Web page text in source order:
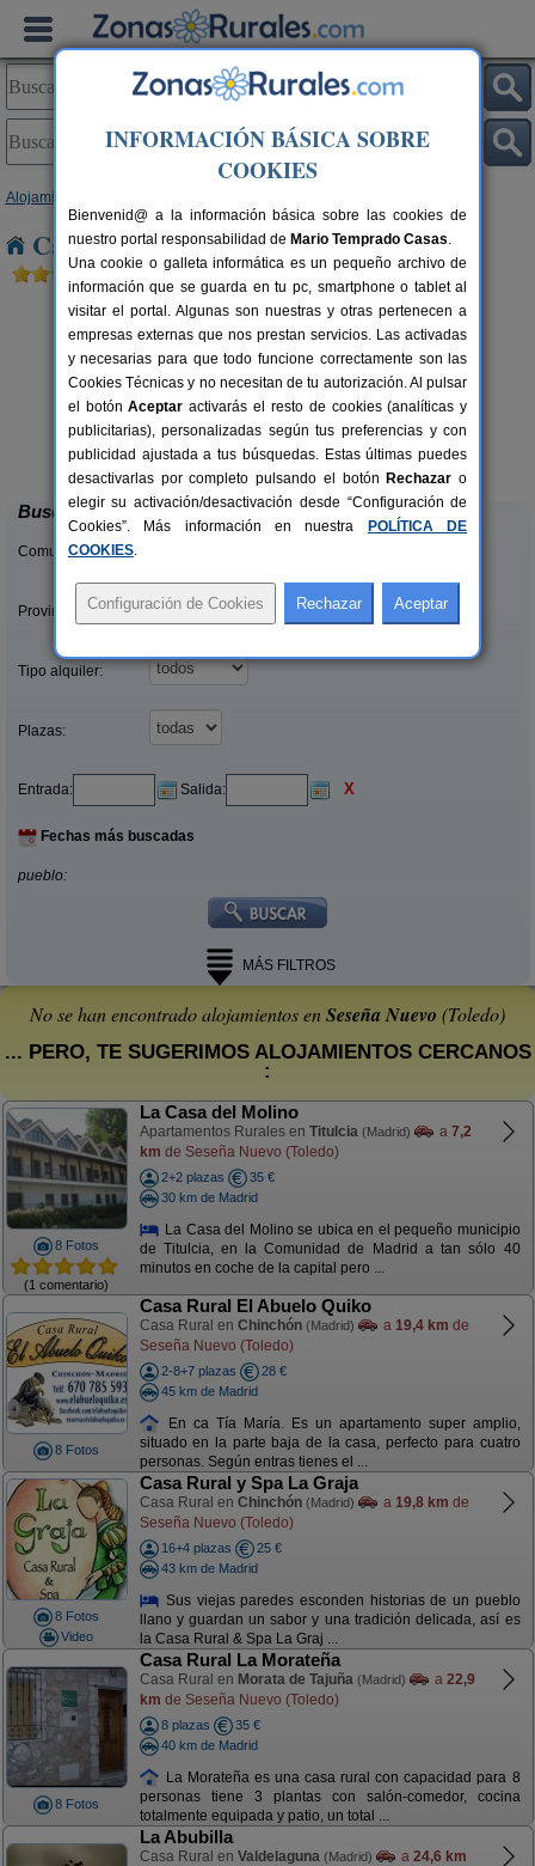
Alojamientos
Casas Rurales cerca de Seseña Nuevo
16+3 pers.
desde25 €
El Sueño de Lucrecia
Villarrubia de Santiago (Toledo)
Buscar
Comunidades:
Provincias/Islas:
Tipo alquiler:
Plazas:
Entrada: Salida: X
Fechas más buscadas
pueblo:
MÁS FILTROS
No se han encontrado alojamientos enSeseña Nuevo (Toledo)
... PERO, TE SUGERIMOS ALOJAMIENTOS CERCANOS
:
8 Fotos
(1 comentario)
La Casa del Molino
Apartamentos Rurales en Titulcia (Madrid) a 7,2
km de Seseña Nuevo (Toledo)
2+2 plazas
35 €
30 km de Madrid
La Casa del Molino se ubica en el pequeño municipio
de Titulcia, en la Comunidad de Madrid a tan sólo 40
minutos en coche de la capital pero ...
8 Fotos
Casa Rural El Abuelo Quiko
Casa Rural en Chinchón (Madrid) a 19,4 km de
Seseña Nuevo (Toledo)
2-8+7 plazas
28 €
45 km de Madrid
En ca Tía María. Es un apartamento super amplio,
situado en la parte baja de la casa, perfecto para cuatro
personas. Según entras tienes el ...
8 Fotos
Video
Casa Rural y Spa La Graja
Casa Rural en Chinchón (Madrid) a 19,8 km de
Seseña Nuevo (Toledo)
16+4 plazas
25 €
43 km de Madrid
Sus viejas paredes esconden historias de un pueblo
llano y guardan un sabor y una tradición delicada, así es
la Casa Rural & Spa La Graj ...
8 Fotos
Casa Rural La Morateña
Casa Rural en Morata de Tajuña (Madrid) a 22,9
km de Seseña Nuevo (Toledo)
8 plazas
35 €
40 km de Madrid
La Morateña es una casa rural con capacidad para 8
personas tiene 3 plantas con salón-comedor, cocina
totalmente equipada y patio, un total ...
La Abubilla
Casa Rural en Valdelaguna (Madrid) a 24,6 km
INFORMACIÓN BÁSICA SOBRE
COOKIES
Bienvenid@ a la información básica sobre las cookies de
nuestro portal responsabilidad de Mario Temprado Casas.
Una cookie o galleta informática es un pequeño archivo de
información que se guarda en tu pc, smartphone o tablet al
visitar el portal. Algunas son nuestras y otras pertenecen a
empresas externas que nos prestan servicios. Las activadas
y necesarias para que todo funcione correctamente son las
Cookies Técnicas y no necesitan de tu autorización. Al pulsar
el botónAceptar activarás el resto de cookies (analíticas y
publicitarias), personalizadas según tus preferencias y con
publicidad ajustada a tus búsquedas. Estas últimas puedes
desactivarlas por completo pulsando el botón Rechazar o
elegir su activación/desactivación desde “Configuración de
Cookies”. Más información en nuestra
POLÍTICA DE
COOKIES.